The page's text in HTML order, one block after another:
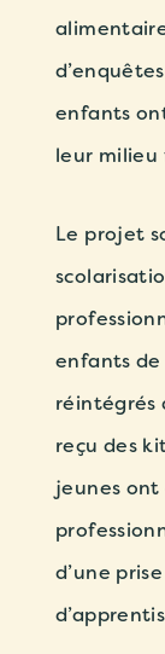
enfants
leur milieu
Le projet
enfants de
réintégrés
reçu des
jeunes
d’une